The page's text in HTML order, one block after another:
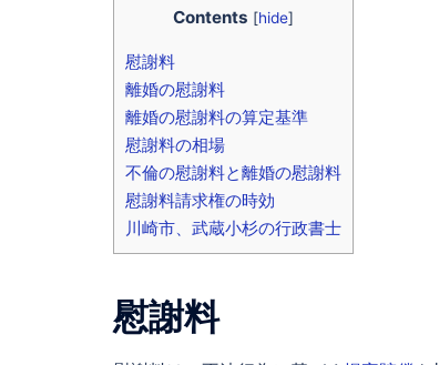
Contents [hide]
慰謝料
離婚の慰謝料
離婚の慰謝料の算定基準
慰謝料の相場
不倫の慰謝料と離婚の慰謝料
慰謝料請求権の時効
川崎市、武蔵小杉の行政書士
慰謝料